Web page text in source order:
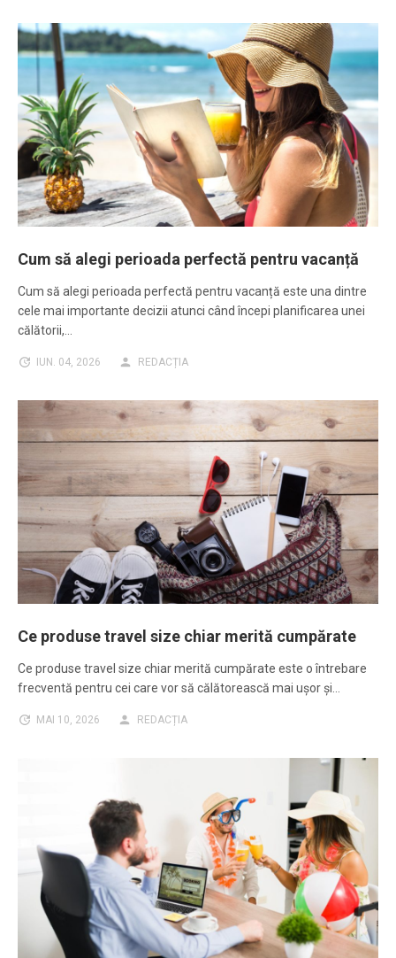
Cum să alegi perioada perfectă pentru vacanță
Cum să alegi perioada perfectă pentru vacanță este una dintre
cele mai importante decizii atunci când începi planificarea unei
călătorii,…
IUN. 04, 2026 REDACȚIA
Ce produse travel size chiar merită cumpărate
Ce produse travel size chiar merită cumpărate este o întrebare
frecventă pentru cei care vor să călătorească mai ușor și…
MAI 10, 2026 REDACȚIA